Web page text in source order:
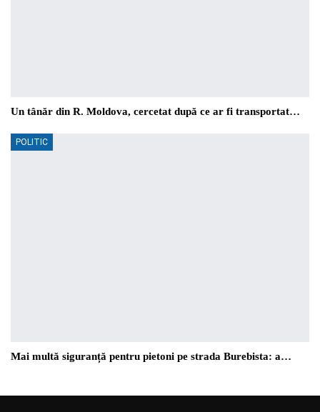
Un tânăr din R. Moldova, cercetat după ce ar fi transportat…
POLITIC
Mai multă siguranță pentru pietoni pe strada Burebista: a…